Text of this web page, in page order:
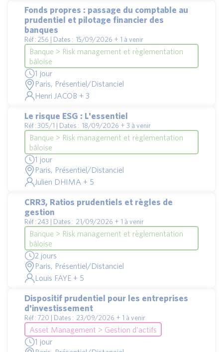
Fonds propres : passage du comptable au
prudentiel et pilotage financier des
banques
Réf : 256 | Dates : 15/09/2026 + 1 à venir
Banque > Risk management et règlementation
bâloise
1 jour
Paris, Présentiel/Distanciel
Henri JACOB + 3
Le risque ESG : L'essentiel
Réf : 305/1 | Dates : 18/09/2026 + 3 à venir
Banque > Risk management et règlementation
bâloise
1 jour
Paris, Présentiel/Distanciel
Julien DHIMA + 5
CRR3, Ratios prudentiels et règles de
gestion
Réf : 243 | Dates : 21/09/2026 + 1 à venir
Banque > Risk management et règlementation
bâloise
2 jours
Paris, Présentiel/Distanciel
Louis FAYE + 5
Dispositif prudentiel pour les entreprises
d'investissement
Réf : 720 | Dates : 23/09/2026 + 1 à venir
Asset Management > Gestion d'actifs
1 jour